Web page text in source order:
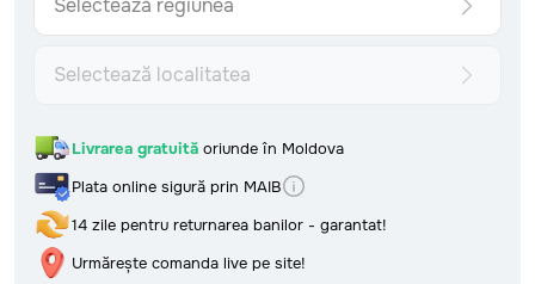
Selectează regiunea
Selectează localitatea
Livrarea gratuită oriunde în Moldova
Plata online sigură prin MAIB
14 zile pentru returnarea banilor - garantat!
Urmărește comanda live pe site!
181 vândute
Testat EN71 Sigur pentru copii Raport EN71
În stoc și gata de livrare
Formular de retur
Livrare: detalii și costuri
Retur, rambursări și garanție
răspunsuri
Politica de confidențialitate
Termeni și condiții